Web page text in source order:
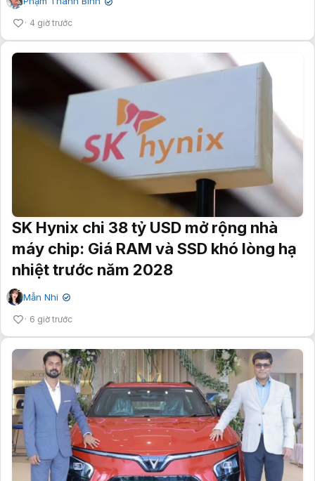
✔
4 giờ trước
SK Hynix chi 38 tỷ USD mở rộng nhà
máy chip: Giá RAM và SSD khó lòng hạ
nhiệt trước năm 2028
Mẫn Nhi ✔
6 giờ trước